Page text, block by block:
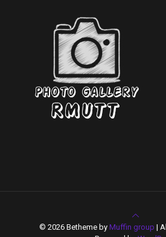
© 2026 Betheme by Muffin group |